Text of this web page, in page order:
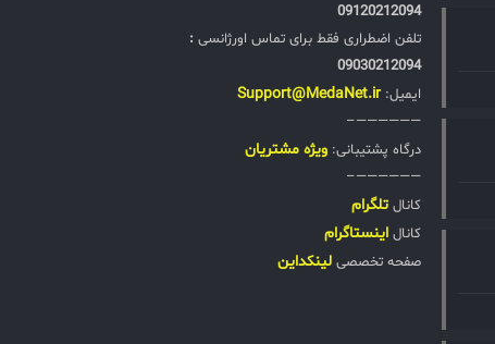
09120212094
تلفن اضطراری فقط برای تماس اورژانسی :
09030212094
ایمیل: Support@MedaNet.ir
——————–
درگاه پشتیبانی: ويژه مشتریان
——————–
کانال تلگرام
کانال اینستاگرام
صفحه تخصصی لینکداین